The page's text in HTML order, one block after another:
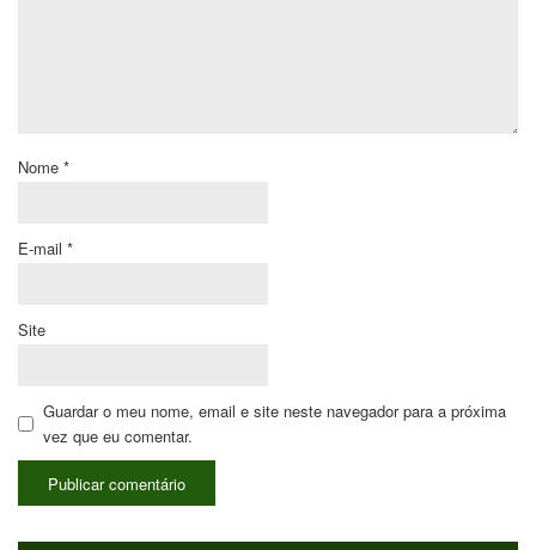
Nome *
E-mail *
Site
Guardar o meu nome, email e site neste navegador para a próxima
vez que eu comentar.